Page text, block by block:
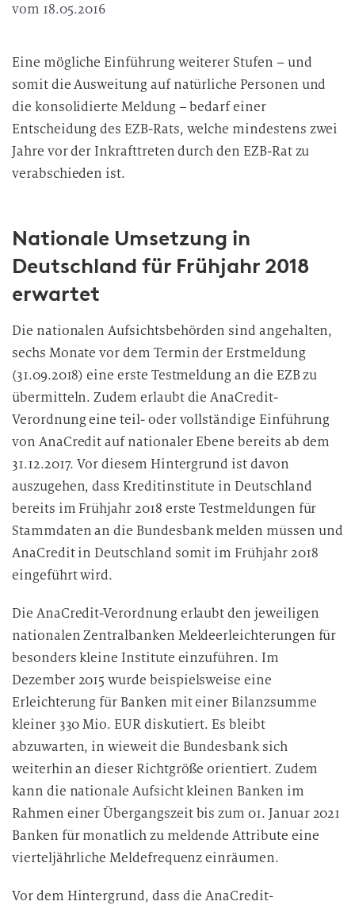
vom 18.05.2016
Eine mögliche Einführung weiterer Stufen – und
somit die Ausweitung auf natürliche Personen und
die konsolidierte Meldung – bedarf einer
Entscheidung des EZB-Rats, welche mindestens zwei
Jahre vor der Inkrafttreten durch den EZB-Rat zu
verabschieden ist.
Nationale Umsetzung in
Deutschland für Frühjahr 2018
erwartet
Die nationalen Aufsichtsbehörden sind angehalten,
sechs Monate vor dem Termin der Erstmeldung
(31.09.2018) eine erste Testmeldung an die EZB zu
übermitteln. Zudem erlaubt die AnaCredit-
Verordnung eine teil- oder vollständige Einführung
von AnaCredit auf nationaler Ebene bereits ab dem
31.12.2017. Vor diesem Hintergrund ist davon
auszugehen, dass Kreditinstitute in Deutschland
bereits im Frühjahr 2018 erste Testmeldungen für
Stammdaten an die Bundesbank melden müssen und
AnaCredit in Deutschland somit im Frühjahr 2018
eingeführt wird.
Die AnaCredit-Verordnung erlaubt den jeweiligen
nationalen Zentralbanken Meldeerleichterungen für
besonders kleine Institute einzuführen. Im
Dezember 2015 wurde beispielsweise eine
Erleichterung für Banken mit einer Bilanzsumme
kleiner 330 Mio. EUR diskutiert. Es bleibt
abzuwarten, in wieweit die Bundesbank sich
weiterhin an dieser Richtgröße orientiert. Zudem
kann die nationale Aufsicht kleinen Banken im
Rahmen einer Übergangszeit bis zum 01. Januar 2021
Banken für monatlich zu meldende Attribute eine
vierteljährliche Meldefrequenz einräumen.
Vor dem Hintergrund, dass die AnaCredit-